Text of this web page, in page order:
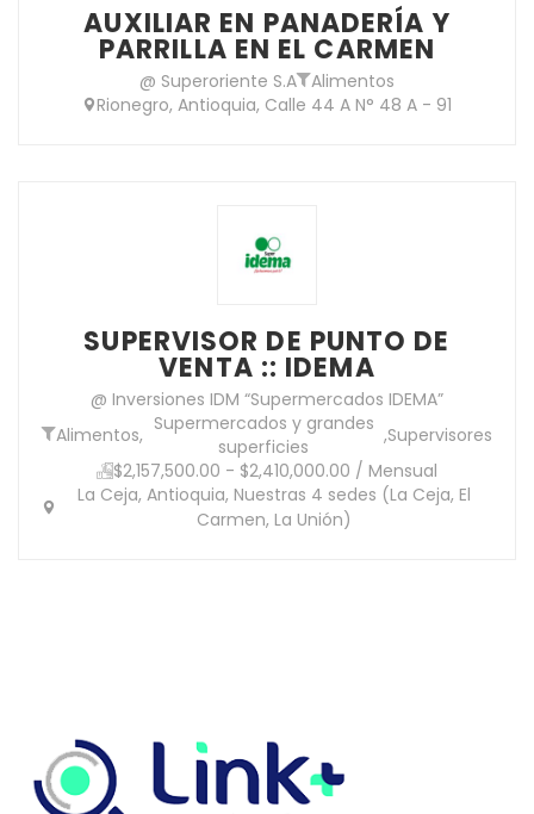
AUXILIAR EN PANADERÍA Y
PARRILLA EN EL CARMEN
@ Superoriente S.A Alimentos
Rionegro, Antioquia, Calle 44 A N° 48 A - 91
SUPERVISOR DE PUNTO DE
VENTA :: IDEMA
@ Inversiones IDM “Supermercados IDEMA”
Alimentos, Supermercados y grandes
superficies
,Supervisores
$2,157,500.00 - $2,410,000.00 / Mensual
La Ceja, Antioquia, Nuestras 4 sedes (La Ceja, El
Carmen, La Unión)